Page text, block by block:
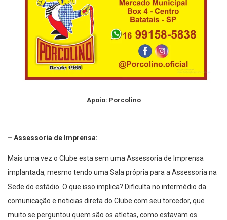
Apoio: Porcolino
– Assessoria de Imprensa:
Mais uma vez o Clube esta sem uma Assessoria de Imprensa
implantada, mesmo tendo uma Sala própria para a Assessoria na
Sede do estádio. O que isso implica? Dificulta no intermédio da
comunicação e noticias direta do Clube com seu torcedor, que
muito se perguntou quem são os atletas, como estavam os